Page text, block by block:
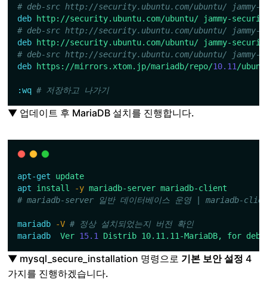
# deb-src http://security.ubuntu.com/ubuntu/
deb http://security.ubuntu.com/ubuntu/
jammy-
# deb-src http://security.ubuntu.com/ubuntu/ jammy-
deb http://security.ubuntu.com/ubuntu/
jammy-
# deb-src http://security.ubuntu.com/ubuntu/ jammy-
deb https://mirrors.xtom.jp/mariadb/repo/10.11 /
:wq # 저장하고 나가기
▼ 업데이트 후 MariaDB 설치를 진행합니다.
apt-get
update
apt
install -y mariadb-server mariadb-client
# mariadb-server 일반 데이터베이스 운영 | mariadb-
mariadb -V # 정상 설치되었는지 버전 확인
mariadb
Ver 15.1 Distrib 10.11.11-MariaDB, for
▼ mysql_secure_installation 명령으로 기본 보안 설정 4
가지를 진행하겠습니다.